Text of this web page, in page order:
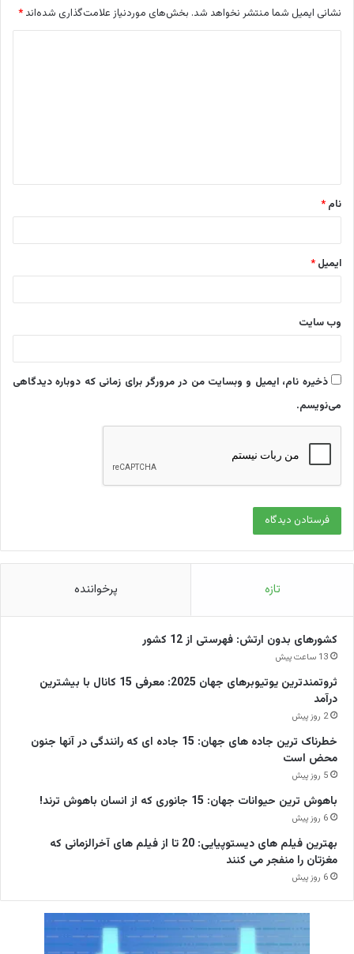
نشانی ایمیل شما منتشر نخواهد شد. بخش‌های موردنیاز علامت‌گذاری شده‌اند *
*
نام *
ایمیل *
وب‌ سایت
ذخیره نام، ایمیل و وبسایت من در مرورگر برای زمانی که دوباره دیدگاهی
می‌نویسم.
تازه پرخواننده
کشورهای بدون ارتش: فهرستی از 12 کشور
13 ساعت پیش
ثروتمندترین یوتیوبرهای جهان 2025: معرفی 15 کانال با بیشترین
درآمد
2 روز پیش
خطرناک ترین جاده های جهان: 15 جاده ای که رانندگی در آنها جنون
محض است
5 روز پیش
باهوش ترین حیوانات جهان: 15 جانوری که از انسان باهوش ترند!
6 روز پیش
بهترین فیلم های دیستوپیایی: 20 تا از فیلم های آخرالزمانی که
مغزتان را منفجر می کنند
6 روز پیش